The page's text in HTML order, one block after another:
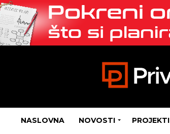
NASLOVNA NOVOSTI PROJEKTI